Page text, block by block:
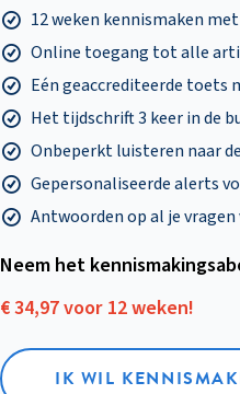
12 weken kennismaken
Online toegang tot alle
Eén geaccrediteerde toets
Het tijdschrift 3 keer in de
Onbeperkt luisteren naar
Gepersonaliseerde alerts
Antwoorden op al je vragen
Neem het
€ 34,97 voor 12 weken!
IK WIL